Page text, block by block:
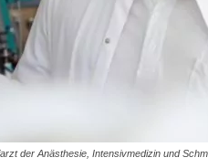
der Anästhesie, Intensivmedizin und